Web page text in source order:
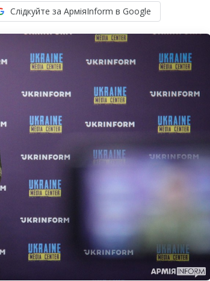
Слідкуйте за АрміяInform в Google